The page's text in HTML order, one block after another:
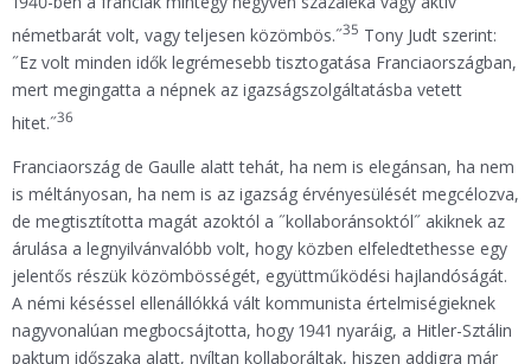
németbarát volt, vagy teljesen közömbös.˝35 Tony Judt szerint:
˝Ez volt minden idők legrémesebb tisztogatása Franciaországban,
mert megingatta a népnek az igazságszolgáltatásba vetett
hitet.˝36
Franciaország de Gaulle alatt tehát, ha nem is elegánsan, ha nem
is méltányosan, ha nem is az igazság érvényesülését megcélozva,
de megtisztította magát azoktól a ˝kollaboránsoktól˝ akiknek az
árulása a legnyilvánvalóbb volt, hogy közben elfeledtethesse egy
jelentős részük közömbösségét, együttműködési hajlandóságát.
A némi késéssel ellenállókká vált kommunista értelmiségieknek
nagyvonalúan megbocsájtotta, hogy 1941 nyaráig, a Hitler-Sztálin
paktum időszaka alatt, nyíltan kollaboráltak, hiszen addigra már